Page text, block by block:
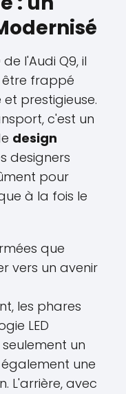
l'Audi Q9, il
être frappé
prestigieuse.
c'est un
design
designers
pour
à la fois le
que
vers un avenir
les phares
LED
un
une
L'arrière, avec